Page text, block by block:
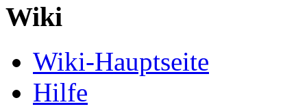
Wiki
Wiki-Hauptseite
Hilfe